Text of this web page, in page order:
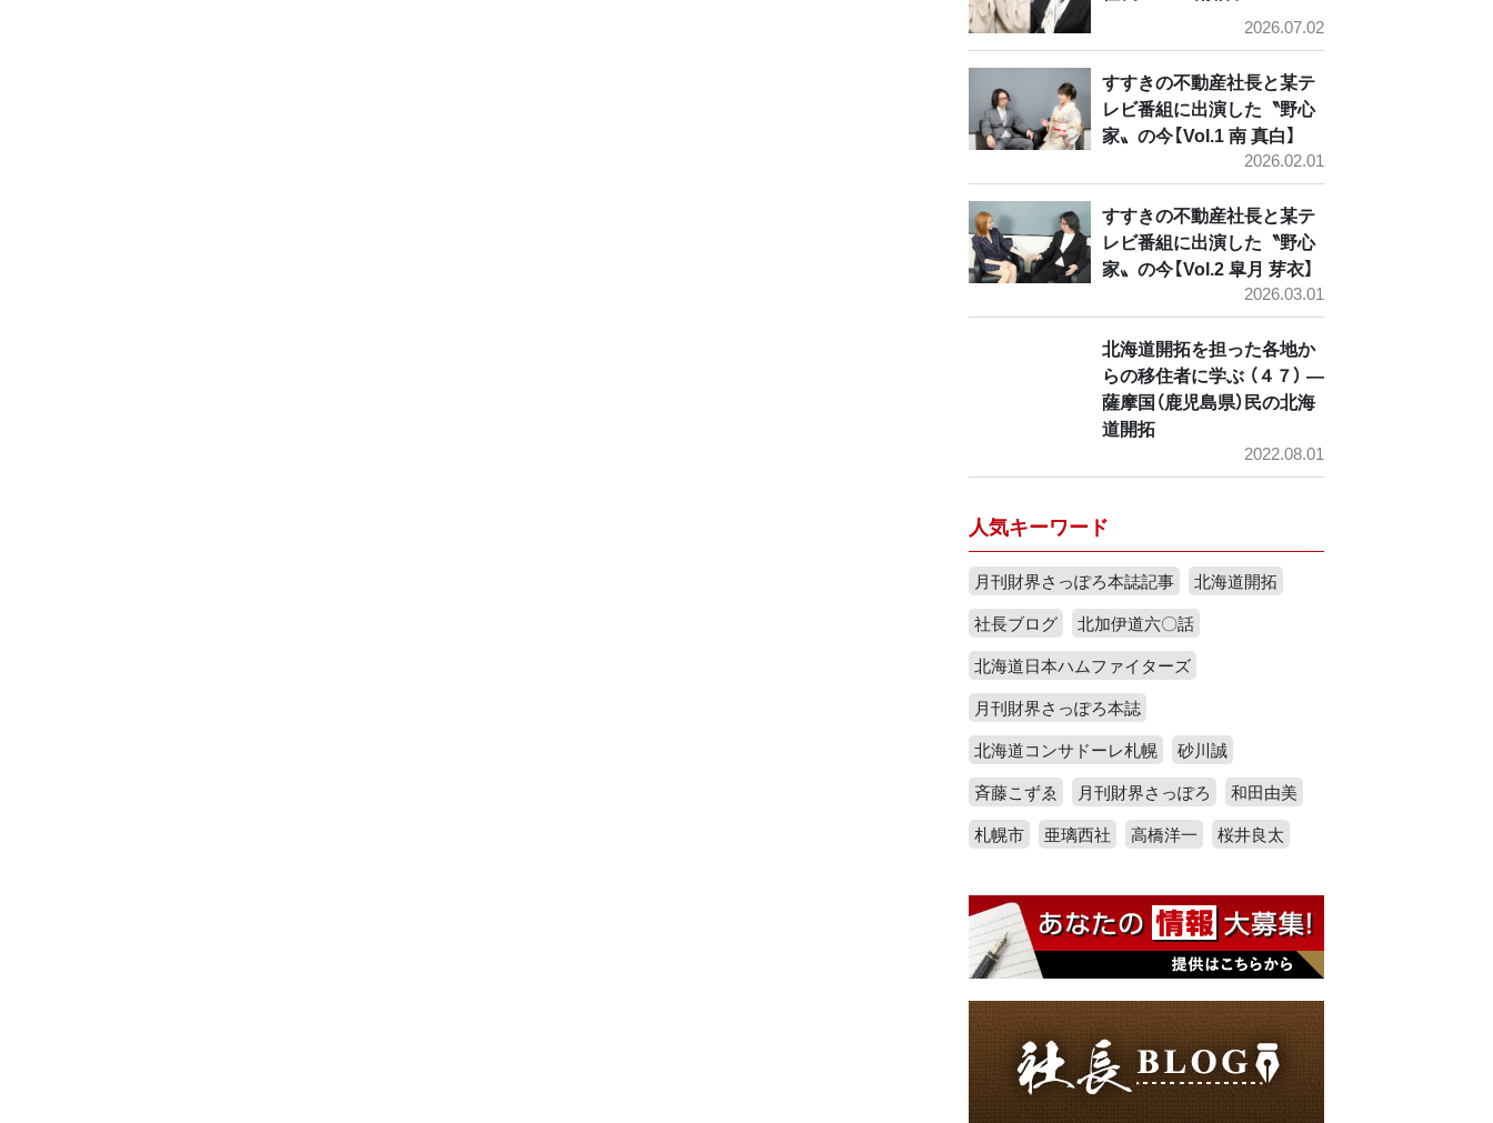
2026.07.02
すすきの不動産社長と某テ
レビ番組に出演した〝野心
家〟の今【Vol.1 南 真白】
2026.02.01
すすきの不動産社長と某テ
レビ番組に出演した〝野心
家〟の今【Vol.2 皐月 芽衣】
2026.03.01
北海道開拓を担った各地か
らの移住者に学ぶ （４７） ―
薩摩国（鹿児島県）民の北海
道開拓
2022.08.01
人気キーワード
月刊財界さっぽろ本誌記事
北海道開拓
社長ブログ
北加伊道六〇話
北海道日本ハムファイターズ
月刊財界さっぽろ本誌
北海道コンサドーレ札幌
砂川誠
斉藤こずゑ
月刊財界さっぽろ
和田由美
札幌市
亜璃西社 高橋洋一 桜井良太